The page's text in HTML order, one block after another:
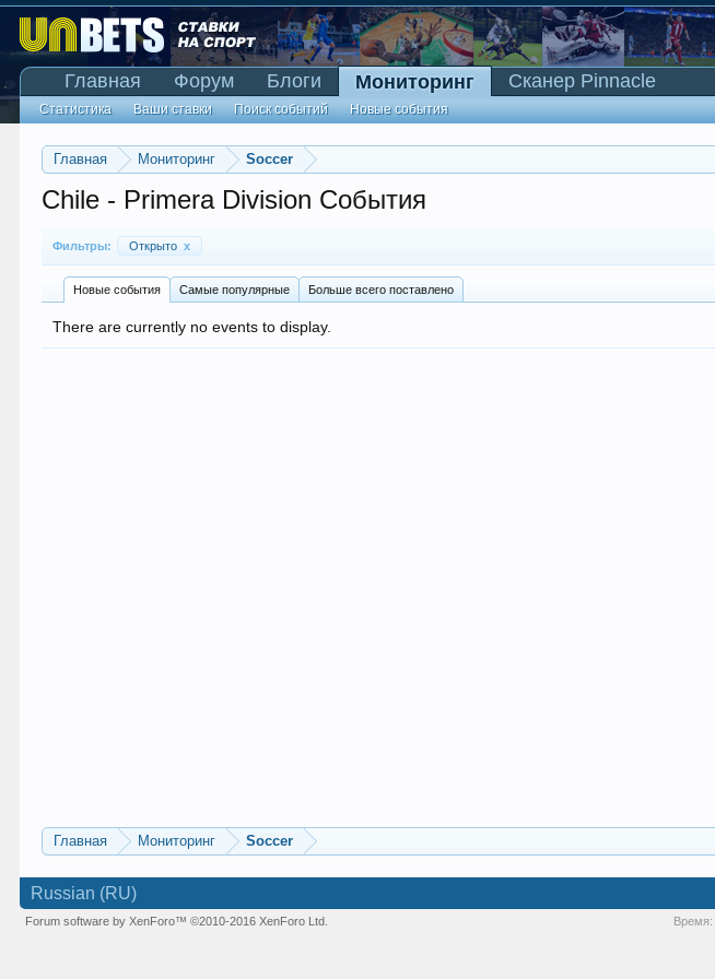
Главная Мониторинг Soccer
Chile - Primera Division События
Фильтры: Открыто x
Новые события Самые популярные Больше всего поставлено
There are currently no events to display.
Главная Мониторинг Soccer
Главная Форум Блоги Мониторинг
Статистика Ваши ставки Поиск событий Новые события
Сканер Pinnacle
Russian (RU)
Forum software by XenForo™©2010-2016 XenForo Ltd. Время: